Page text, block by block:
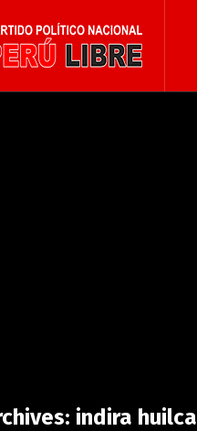
indira huilca